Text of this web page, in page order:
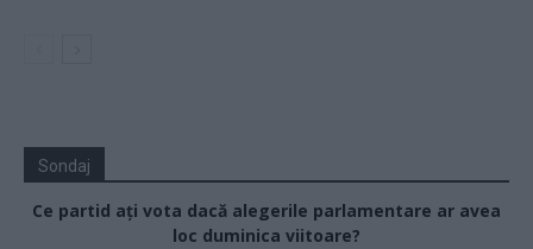
Sondaj
Ce partid ați vota dacă alegerile parlamentare ar avea
loc duminica viitoare?